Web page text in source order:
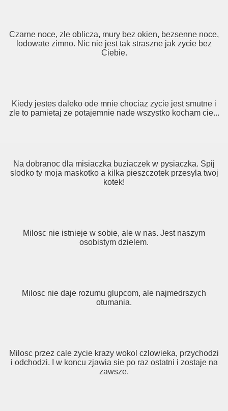
Czarne noce, zle oblicza, mury bez okien, bezsenne noce,
lodowate zimno. Nic nie jest tak straszne jak zycie bez
Ciebie.
Kiedy jestes daleko ode mnie chociaz zycie jest smutne i
zle to pamietaj ze potajemnie nade wszystko kocham cie...
Na dobranoc dla misiaczka buziaczek w pysiaczka. Spij
slodko ty moja maskotko a kilka pieszczotek przesyla twoj
kotek!
Milosc nie istnieje w sobie, ale w nas. Jest naszym
osobistym dzielem.
Milosc nie daje rozumu glupcom, ale najmedrszych
otumania.
Milosc przez cale zycie krazy wokol czlowieka, przychodzi
i odchodzi. I w koncu zjawia sie po raz ostatni i zostaje na
zawsze.